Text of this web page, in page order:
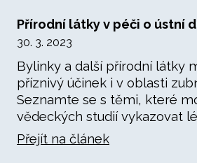
Přírodní látky v péči o ústní
30. 3. 2023
Bylinky a další přírodní látky
příznivý účinek i v oblasti
Seznamte se s těmi, které
vědeckých studií vykazovat
Přejít na článek